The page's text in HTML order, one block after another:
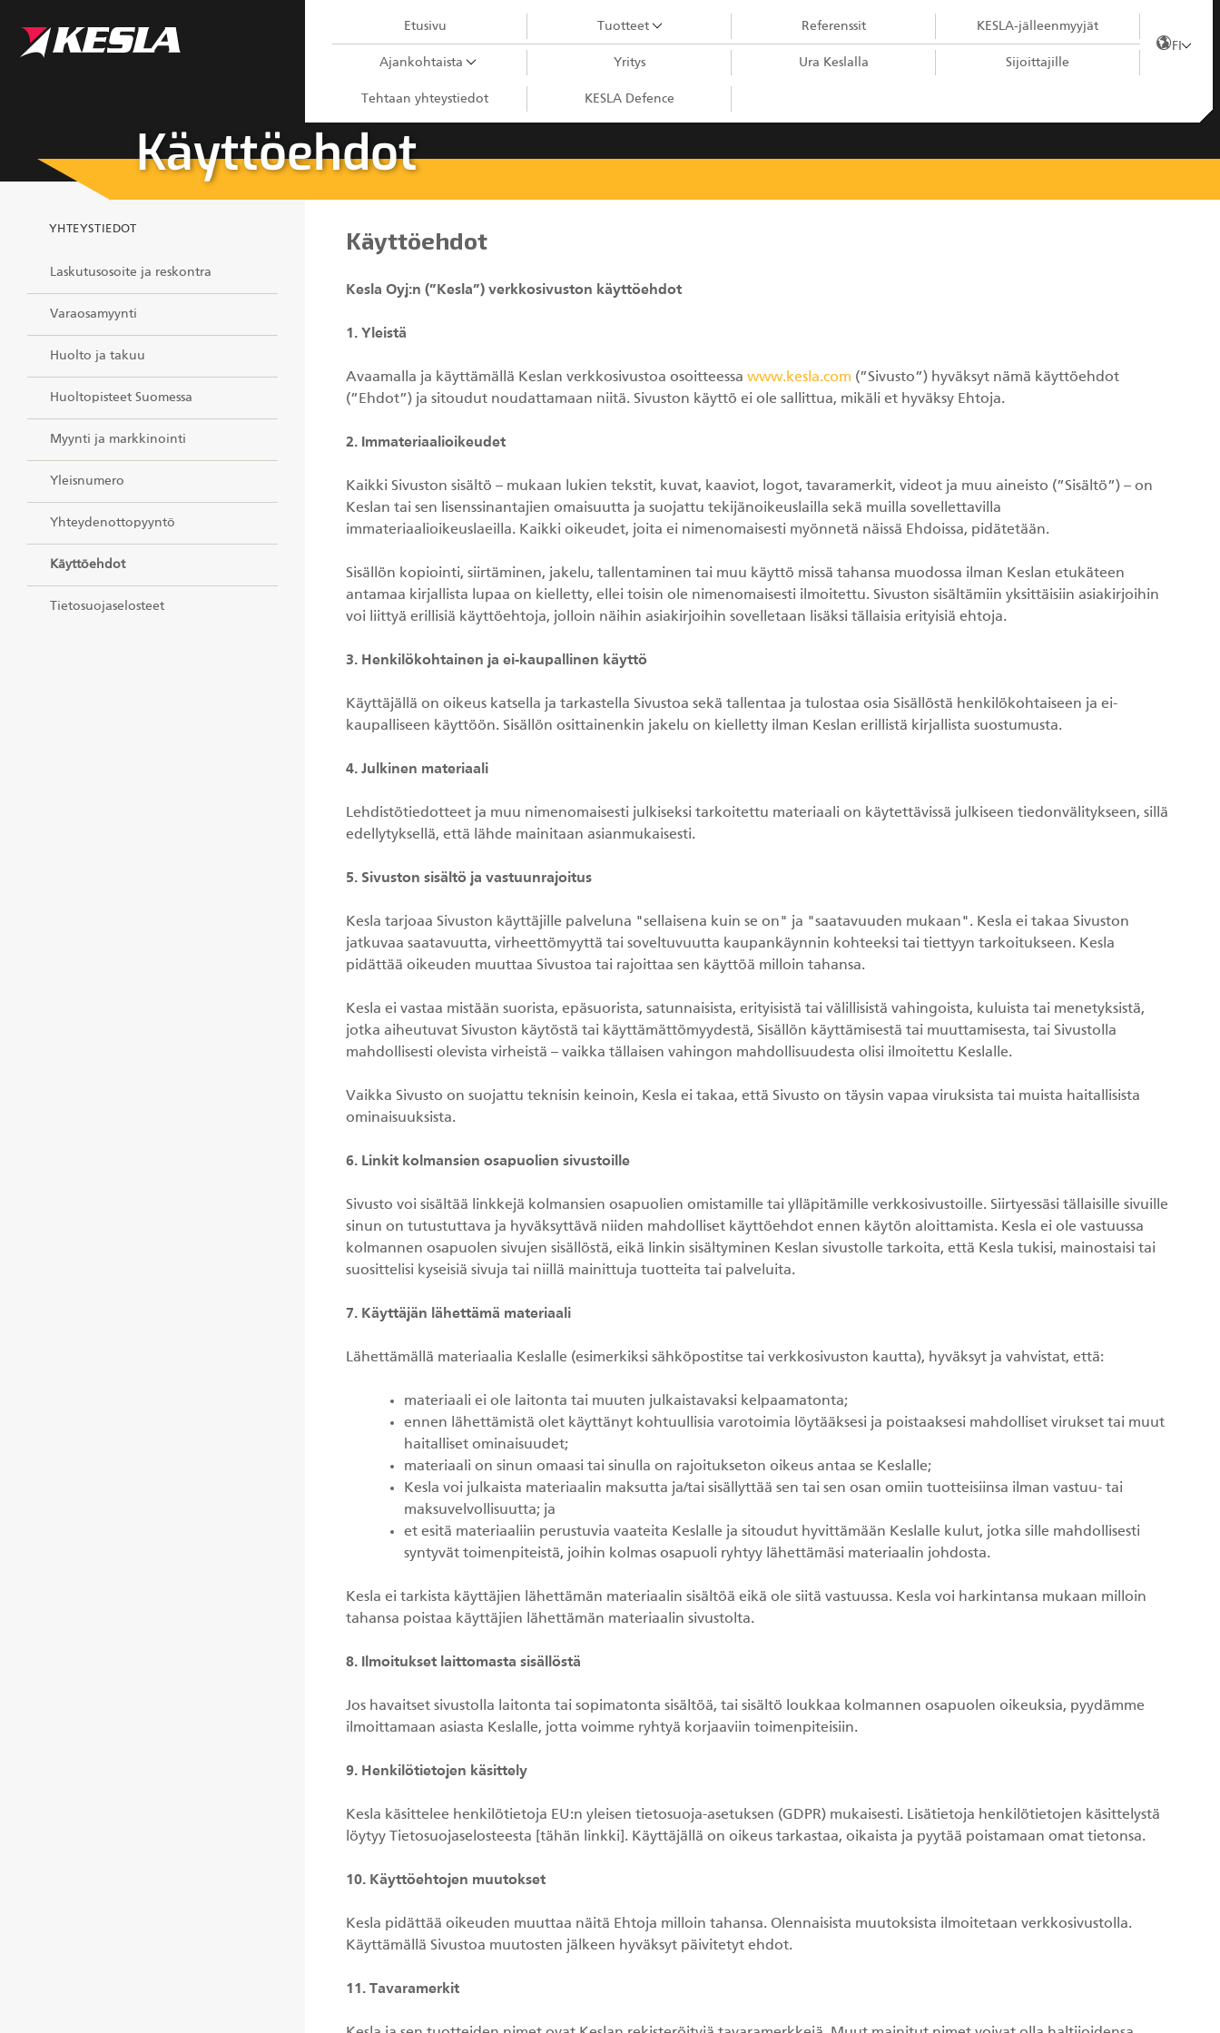
Etusivu Tuotteet
Kahmarit II
Referenssit KESLA-jälleenmyyjät
Ajankohtaista Yritys Ura Keslalla Sijoittajille
Tehtaan yhteystiedot KESLA Defence
FI
Käyttöehdot
YHTEYSTIEDOT
Laskutusosoite ja reskontra
Varaosamyynti
Huolto ja takuu
Huoltopisteet Suomessa
Myynti ja markkinointi
Yleisnumero
Yhteydenottopyyntö
Käyttöehdot
Tietosuojaselosteet
Käyttöehdot
Kesla Oyj:n (”Kesla”) verkkosivuston käyttöehdot
1. Yleistä
Avaamalla ja käyttämällä Keslan verkkosivustoa osoitteessa www.kesla.com (”Sivusto”) hyväksyt nämä käyttöehdot
(”Ehdot”) ja sitoudut noudattamaan niitä. Sivuston käyttö ei ole sallittua, mikäli et hyväksy Ehtoja.
2. Immateriaalioikeudet
Kaikki Sivuston sisältö – mukaan lukien tekstit, kuvat, kaaviot, logot, tavaramerkit, videot ja muu aineisto (”Sisältö”) – on
Keslan tai sen lisenssinantajien omaisuutta ja suojattu tekijänoikeuslailla sekä muilla sovellettavilla
immateriaalioikeuslaeilla. Kaikki oikeudet, joita ei nimenomaisesti myönnetä näissä Ehdoissa, pidätetään.
Sisällön kopiointi, siirtäminen, jakelu, tallentaminen tai muu käyttö missä tahansa muodossa ilman Keslan etukäteen
antamaa kirjallista lupaa on kielletty, ellei toisin ole nimenomaisesti ilmoitettu. Sivuston sisältämiin yksittäisiin asiakirjoihin
voi liittyä erillisiä käyttöehtoja, jolloin näihin asiakirjoihin sovelletaan lisäksi tällaisia erityisiä ehtoja.
3. Henkilökohtainen ja ei-kaupallinen käyttö
Käyttäjällä on oikeus katsella ja tarkastella Sivustoa sekä tallentaa ja tulostaa osia Sisällöstä henkilökohtaiseen ja ei-
kaupalliseen käyttöön. Sisällön osittainenkin jakelu on kielletty ilman Keslan erillistä kirjallista suostumusta.
4. Julkinen materiaali
Lehdistötiedotteet ja muu nimenomaisesti julkiseksi tarkoitettu materiaali on käytettävissä julkiseen tiedonvälitykseen, sillä
edellytyksellä, että lähde mainitaan asianmukaisesti.
5. Sivuston sisältö ja vastuunrajoitus
Kesla tarjoaa Sivuston käyttäjille palveluna "sellaisena kuin se on" ja "saatavuuden mukaan". Kesla ei takaa Sivuston
jatkuvaa saatavuutta, virheettömyyttä tai soveltuvuutta kaupankäynnin kohteeksi tai tiettyyn tarkoitukseen. Kesla
pidättää oikeuden muuttaa Sivustoa tai rajoittaa sen käyttöä milloin tahansa.
Kesla ei vastaa mistään suorista, epäsuorista, satunnaisista, erityisistä tai välillisistä vahingoista, kuluista tai menetyksistä,
jotka aiheutuvat Sivuston käytöstä tai käyttämättömyydestä, Sisällön käyttämisestä tai muuttamisesta, tai Sivustolla
mahdollisesti olevista virheistä – vaikka tällaisen vahingon mahdollisuudesta olisi ilmoitettu Keslalle.
Vaikka Sivusto on suojattu teknisin keinoin, Kesla ei takaa, että Sivusto on täysin vapaa viruksista tai muista haitallisista
ominaisuuksista.
6. Linkit kolmansien osapuolien sivustoille
Sivusto voi sisältää linkkejä kolmansien osapuolien omistamille tai ylläpitämille verkkosivustoille. Siirtyessäsi tällaisille sivuille
sinun on tutustuttava ja hyväksyttävä niiden mahdolliset käyttöehdot ennen käytön aloittamista. Kesla ei ole vastuussa
kolmannen osapuolen sivujen sisällöstä, eikä linkin sisältyminen Keslan sivustolle tarkoita, että Kesla tukisi, mainostaisi tai
suosittelisi kyseisiä sivuja tai niillä mainittuja tuotteita tai palveluita.
7. Käyttäjän lähettämä materiaali
Lähettämällä materiaalia Keslalle (esimerkiksi sähköpostitse tai verkkosivuston kautta), hyväksyt ja vahvistat, että:
materiaali ei ole laitonta tai muuten julkaistavaksi kelpaamatonta;
ennen lähettämistä olet käyttänyt kohtuullisia varotoimia löytääksesi ja poistaaksesi mahdolliset virukset tai muut
haitalliset ominaisuudet;
materiaali on sinun omaasi tai sinulla on rajoitukseton oikeus antaa se Keslalle;
Kesla voi julkaista materiaalin maksutta ja/tai sisällyttää sen tai sen osan omiin tuotteisiinsa ilman vastuu- tai
maksuvelvollisuutta; ja
et esitä materiaaliin perustuvia vaateita Keslalle ja sitoudut hyvittämään Keslalle kulut, jotka sille mahdollisesti
syntyvät toimenpiteistä, joihin kolmas osapuoli ryhtyy lähettämäsi materiaalin johdosta.
Kesla ei tarkista käyttäjien lähettämän materiaalin sisältöä eikä ole siitä vastuussa. Kesla voi harkintansa mukaan milloin
tahansa poistaa käyttäjien lähettämän materiaalin sivustolta.
8. Ilmoitukset laittomasta sisällöstä
Jos havaitset sivustolla laitonta tai sopimatonta sisältöä, tai sisältö loukkaa kolmannen osapuolen oikeuksia, pyydämme
ilmoittamaan asiasta Keslalle, jotta voimme ryhtyä korjaaviin toimenpiteisiin.
9. Henkilötietojen käsittely
Kesla käsittelee henkilötietoja EU:n yleisen tietosuoja-asetuksen (GDPR) mukaisesti. Lisätietoja henkilötietojen käsittelystä
löytyy Tietosuojaselosteesta [tähän linkki]. Käyttäjällä on oikeus tarkastaa, oikaista ja pyytää poistamaan omat tietonsa.
10. Käyttöehtojen muutokset
Kesla pidättää oikeuden muuttaa näitä Ehtoja milloin tahansa. Olennaisista muutoksista ilmoitetaan verkkosivustolla.
Käyttämällä Sivustoa muutosten jälkeen hyväksyt päivitetyt ehdot.
11. Tavaramerkit